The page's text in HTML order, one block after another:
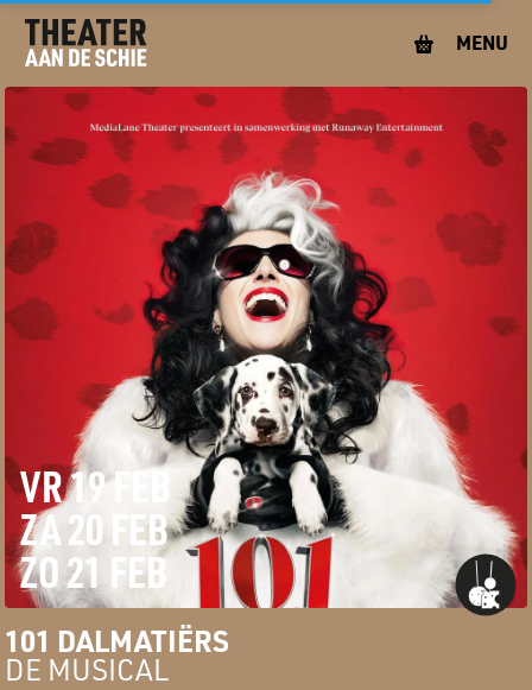
MENU
VR 19 FEB
ZA 20 FEB
ZO 21 FEB
101 DALMATIËRS
DE MUSICAL